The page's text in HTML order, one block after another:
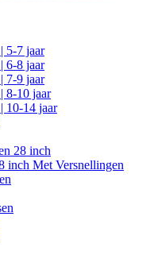
5-7 jaar
6-8 jaar
7-9 jaar
8-10 jaar
10-14 jaar
28 inch
inch Met Versnellingen